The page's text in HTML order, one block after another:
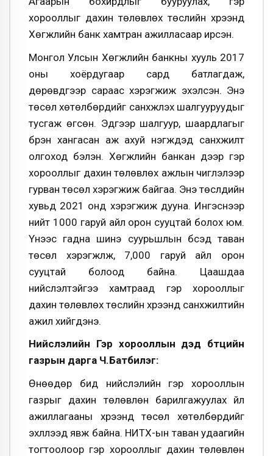
хорооллыг дахин төлөвлөх төслийн хүрээнд
Хөгжлийн банк хамтран ажилласаар ирсэн.
Монгол Улсын Хөгжлийн банкны хууль 2017
оны хоёрдугаар сард батлагдаж,
дөрөвдүгээр сараас хэрэгжиж эхэлсэн. Энэ
төсөл хөтөлбөрүүдийг санхүүжүүлэх шалгууруудыг
тусгаж өгсөн. Эдгээр шалгуур, шаардлагыг
бүрэн хангасан аж ахуй нэгжүүдэд санхүүжилт
олгоход бэлэн. Хөгжлийн банкан дээр гэр
хорооллыг дахин төлөвлөх ажлын чиглэлээр
гурван төсөл хэрэгжиж байгаа. Энэ төслүүдийн
хувьд 2021 онд хэрэгжиж дууна. Ингэснээр
нийт 1000 гаруй айл орон сууцтай болох юм.
Үүнээс гадна шинэ суурьшлын бүсэд таван
төсөл хэрэгжүүлж, 7,000 гаруй айл орон
сууцтай болоод байна. Цаашдаа
нийслэлтэйгээ хамтраад гэр хорооллыг
дахин төлөвлөх төслийн хүрээнд санхүүжилтийн
ажил хийгдэнэ.
Нийслэлийн Гэр хорооллын дэд бүтцийн
газрын дарга Ч.Батбилэг:
Өнөөдөр бид нийслэлийн гэр хорооллын
газрыг дахин төлөвлөн барилгажуулах үйл
ажиллагааны хүрээнд төсөл хөтөлбөрүүдийг
эхлүүлээд явж байна. НИТХ-ын таван удаагийн
тогтоолоор гэр хорооллыг дахин төлөвлөн